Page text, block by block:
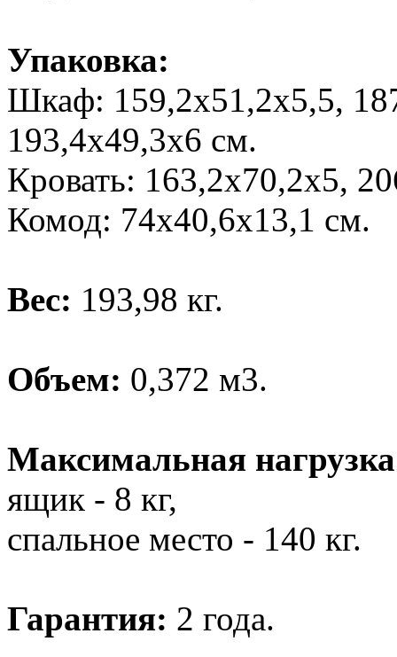
Упаковка:
Шкаф: 159,2х51,2х5,5,
193,4х49,3х6 см.
Кровать: 163,2х70,2х5,
Комод: 74х40,6х13,1 см.
Вес: 193,98 кг.
Объем: 0,372 м3.
Максимальная
ящик - 8 кг,
спальное место - 140 кг.
Гарантия: 2 года.